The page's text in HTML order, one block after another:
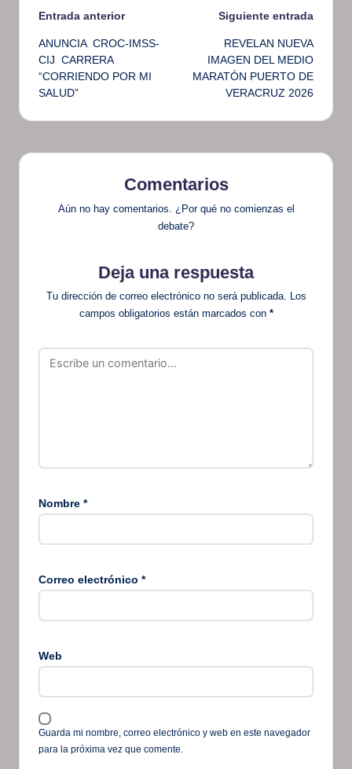
Navegación
de
entradas
Entrada anterior
ANUNCIA CROC-IMSS-
CIJ CARRERA
“CORRIENDO POR MI
SALUD”
Siguiente entrada
REVELAN NUEVA
IMAGEN DEL MEDIO
MARATÓN PUERTO DE
VERACRUZ 2026
Comentarios
Aún no hay comentarios. ¿Por qué no comienzas el
debate?
Deja una respuesta
Tu dirección de correo electrónico no será publicada. Los
campos obligatorios están marcados con *
Nombre *
Correo electrónico *
Web
Guarda mi nombre, correo electrónico y web en este navegador
para la próxima vez que comente.